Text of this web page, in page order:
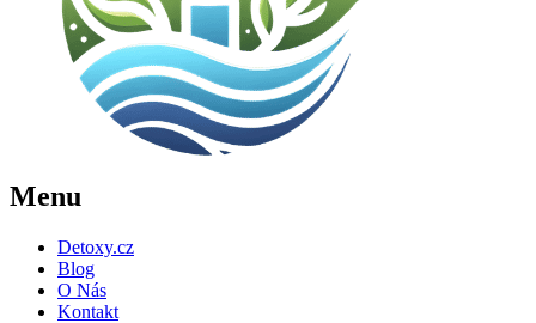
Menu
Detoxy.cz
Blog
O Nás
Kontakt